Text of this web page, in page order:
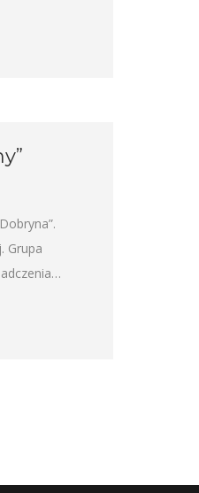
Grupa